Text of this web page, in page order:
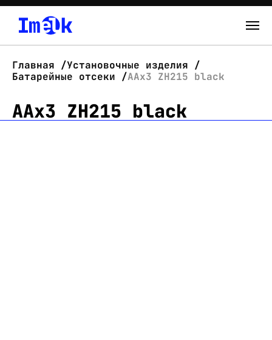
О нас
Новости
Главная
Установочные изделия
Батарейные отсеки
AAx3 ZH215 black
AAx3 ZH215 black